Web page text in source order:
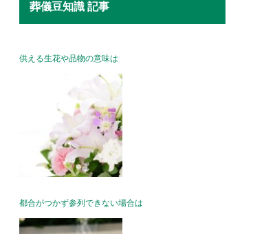
葬儀豆知識 記事
供える生花や品物の意味は
都合がつかず参列できない場合は